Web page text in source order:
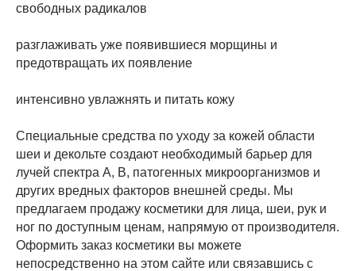
свободных радикалов
разглаживать уже появившиеся морщины и
предотвращать их появление
интенсивно увлажнять и питать кожу
Специальные средства по уходу за кожей области
шеи и декольте создают необходимый барьер для
лучей спектра А, В, патогенных микроорганизмов и
других вредных факторов внешней среды. Мы
предлагаем продажу косметики для лица, шеи, рук и
ног по доступным ценам, напрямую от производителя.
Оформить заказ косметики вы можете
непосредственно на этом сайте или связавшись с